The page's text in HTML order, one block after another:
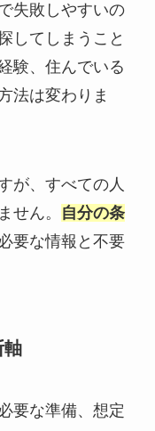
失敗しやすいの
してしまうこと
験、住んでいる
法は変わりま
が、すべての人
せん。
自分の条
要な情報と不要
軸
要な準備、想定